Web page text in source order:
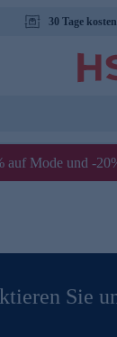
30 Tage
auf Mode und -
Sie